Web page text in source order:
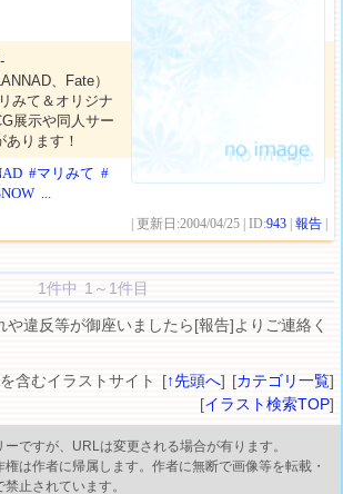
、Fate）
みて＆オリジナ
展示や同人サー
ります！
#マリみて #
...
| 更新日:2004/04/25 | ID:943 |報告
1件中 1～1件目
違反等が御座いましたら[報告]よりご連絡く
含むイラストサイト [↑先頭へ] [カテゴリ一覧]
[イラスト検索TOP]
ですが、URLは変更される場合が有ります。
は作者に帰属します。作者に無断で画像等を転載・
止されています。